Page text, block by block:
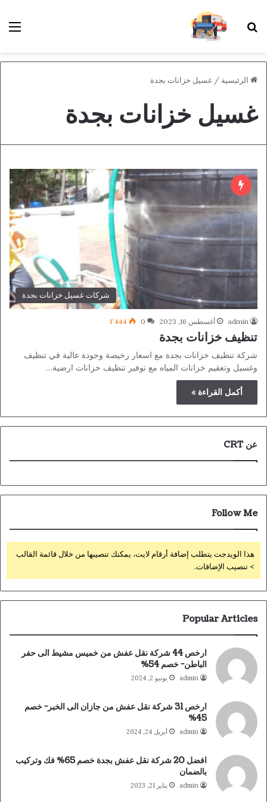
بحث عن
الرئيسية / غسيل خزانات بجدة
غسيل خزانات بجدة
شركات غسيل خزانات بجدة
admin أغسطس 16, 2023 0 1٬444
تنظيف خزانات بجدة
شركة تنظيف خزانات بجدة مع اسعار رخيصة وجودة عالية في تنظيف
وغسيل وتعقيم خزانات المياه مع توفير تنظيف خزانات ارضية…
أكمل القراءة »
عن CRT
Follow Me
هذا الويدجت يتطلب إضافة أرقام لايت، يمكنك تنصيبها من خلال قائمة القالب
> تنصيب الإضافات.
Popular Articles
ارخص 44 شركة نقل عفش من خميس مشيط الى حفر
الباطن- خصم 54%
admin يونيو 2, 2024
ارخص 31 شركة نقل عفش من جازان الى الخبر- خصم
45%
admin أبريل 24, 2024
افضل 20 شركة نقل عفش بجدة خصم 65% فك وتركيب
بالضمان
admin يناير 21, 2023